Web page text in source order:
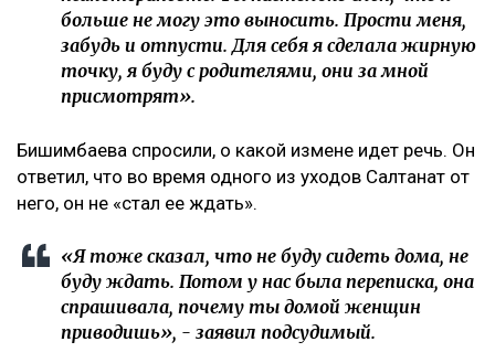
больше не могу это выносить. Прости меня,
забудь и отпусти. Для себя я сделала жирную
точку, я буду с родителями, они за мной
присмотрят».
Бишимбаева спросили, о какой измене идет речь. Он
ответил, что во время одного из уходов Салтанат от
него, он не «стал ее ждать».
«Я тоже сказал, что не буду сидеть дома, не
буду ждать. Потом у нас была переписка, она
спрашивала, почему ты домой женщин
приводишь», - заявил подсудимый.